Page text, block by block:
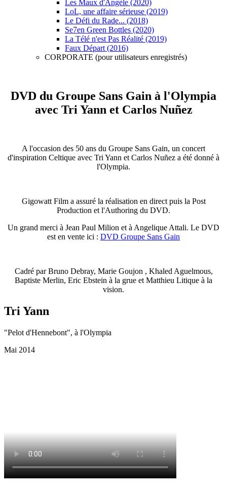
Les Maux d'Angèle (2020)
LoL, une affaire sérieuse (2019)
Le Défi du Rade... (2018)
Se7en Green Bottles (2020)
La Télé n'est Pas Réalité (2019)
Faux Départ (2016)
CORPORATE (pour utilisateurs enregistrés)
DVD du Groupe Sans Gain à l'Olympia
avec Tri Yann et Carlos Nuñez
A l'occasion des 50 ans du Groupe Sans Gain, un concert
d'inspiration Celtique avec Tri Yann et Carlos Nuñez a été donné à
l'Olympia.
Gigowatt Film a assuré la réalisation en direct puis la Post
Production et l'Authoring du DVD.
Un grand merci à Jean Paul Milion et à Angelique Attali. Le DVD
est en vente ici : DVD Groupe Sans Gain
Cadré par Bruno Debray, Marie Goujon , Khaled Aguelmous,
Baptiste Merlin, Eric Ebstein à la grue et Matthieu Litique à la
vision.
Tri Yann
"Pelot d'Hennebont", à l'Olympia
Mai 2014